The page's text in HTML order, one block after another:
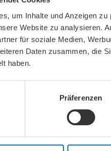
um Inhalte und Anzeigen
Website zu analysieren.
für soziale Medien,
Daten zusammen, die
haben.
Präferenzen
oder Feinwaschgang
vor übermäßigem
40° Celsius
Strümpfe nicht zu